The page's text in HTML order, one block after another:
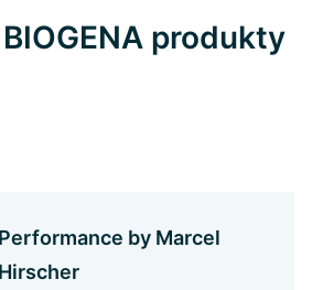
produkty
Performance by Marcel
Hirscher